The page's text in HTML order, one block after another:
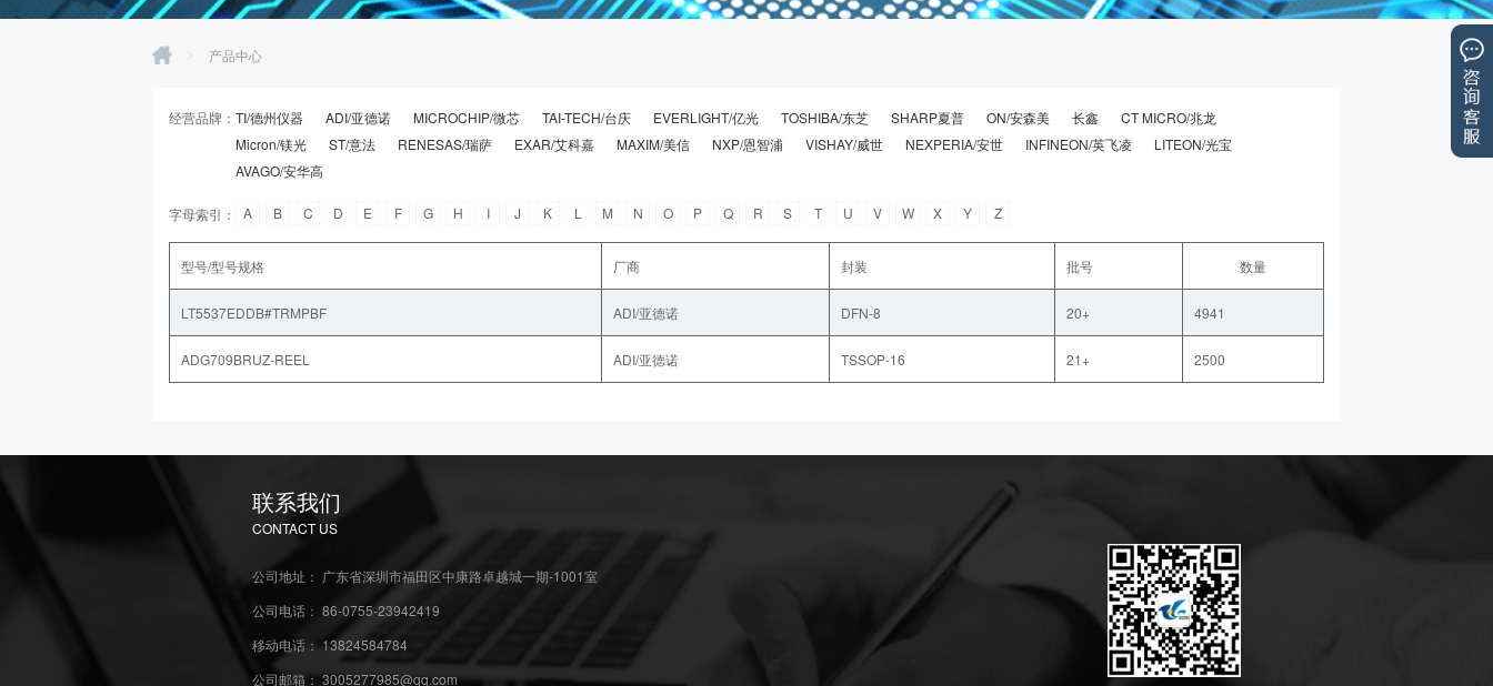
产品中心
经营品牌： TI/德州仪器 ADI/亚德诺 MICROCHIP/微芯 TAI-TECH/台庆 EVERLIGHT/亿光 TOSHIBA/东芝 SHARP夏普 ON/安森美 长鑫
CT MICRO/兆龙
Micron/镁光
ST/意法 RENESAS/瑞萨 EXAR/艾科嘉 MAXIM/美信 NXP/恩智浦 VISHAY/威世 NEXPERIA/安世 INFINEON/英飞凌
LITEON/光宝
AVAGO/安华高
字母索引： A B C D E F G H I J K L M N O P Q R S T U V W X Y Z
型号/型号规格 厂商 封装 批号 数量
LT5537EDDB#TRMPBF ADI/亚德诺 DFN-8 20+ 4941
ADG709BRUZ-REEL ADI/亚德诺 TSSOP-16 21+ 2500
联系我们
CONTACT US
公司地址： 广东省深圳市福田区中康路卓越城一期-1001室
公司电话： 86-0755-23942419
移动电话： 13824584784
公司邮箱： 3005277985@qq.com